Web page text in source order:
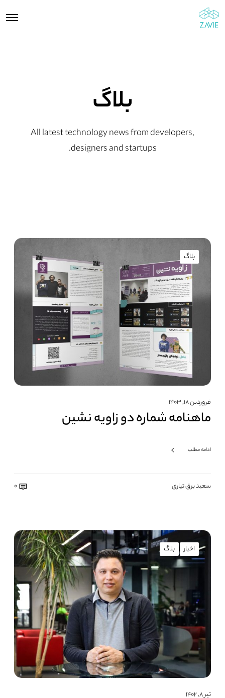
بلاگ
All latest technology news from developers,
designers and startups.
بلاگ
فروردین ۱۸, ۱۴۰۳
ماهنامه شماره دو زاویه نشین
ادامه مطلب
سعید برق تیاری 0
اخبار بلاگ
تیر ۸, ۱۴۰۲